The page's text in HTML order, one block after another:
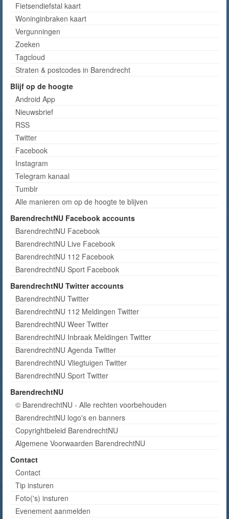
Fietsendiefstal kaart
Woninginbraken kaart
Vergunningen
Zoeken
Tagcloud
Straten & postcodes in Barendrecht
Blijf op de hoogte
Android App
Nieuwsbrief
RSS
Twitter
Facebook
Instagram
Telegram kanaal
Tumblr
Alle manieren om op de hoogte te blijven
BarendrechtNU Facebook accounts
BarendrechtNU Facebook
BarendrechtNU Live Facebook
BarendrechtNU 112 Facebook
BarendrechtNU Sport Facebook
BarendrechtNU Twitter accounts
BarendrechtNU Twitter
BarendrechtNU 112 Meldingen Twitter
BarendrechtNU Weer Twitter
BarendrechtNU Inbraak Meldingen Twitter
BarendrechtNU Agenda Twitter
BarendrechtNU Vliegtuigen Twitter
BarendrechtNU Sport Twitter
BarendrechtNU
© BarendrechtNU - Alle rechten voorbehouden
BarendrechtNU logo's en banners
Copyrightbeleid BarendrechtNU
Algemene Voorwaarden BarendrechtNU
Contact
Contact
Tip insturen
Foto('s) insturen
Evenement aanmelden